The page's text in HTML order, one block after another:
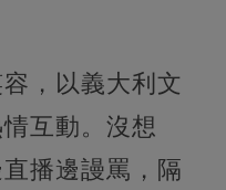
，以義大利文
互動。沒想
播邊謾罵，隔